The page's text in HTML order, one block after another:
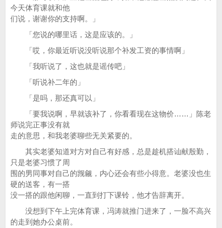
今天体育课就和他
们说，谢谢你的支持啊。」
「您说的哪里话，这是应该的。」
「哎，你最近听说没听说那个补发工资的事情啊」
「我听说了，这也就是谣传吧」
「听说补二年的」
「是吗，那还真可以」
「要我说啊，早就该补了，你看看现在这物价……」陈老
师说完正事没有就
走的意思，和我老婆聊些无关紧要的。
其实老婆知道对方对自己有好感，总是趁机搭讪献殷勤，
只是老婆习惯了周
围的男同事对自己的觊觎，内心还会有些小得意。老婆没也生
硬的送客，有一搭
没一搭的跟他闲聊，一直到打下课铃，他才告辞离开。
没想到下午上完体育课，冯涛就推门进来了，一脸不高兴
的走到她办公桌前。